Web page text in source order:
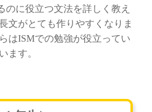
のに役立つ文法を詳しく教え
文がとても作りやすくなりま
はISMでの勉強が役立ってい
ます。